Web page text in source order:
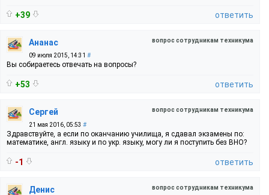
+39 ответить
вопрос сотрудникам техникума
Ананас
09 июля 2015, 14:31 #
Вы собираетесь отвечать на вопросы?
+53 ответить
вопрос сотрудникам техникума
Сергей
21 мая 2016, 05:53 #
Здравствуйте, а если по оканчанию училища, я сдавал экзамены по:
математике, англ. языку и по укр. языку, могу ли я поступить без ВНО?
-1 ответить
вопрос сотрудникам техникума
Денис